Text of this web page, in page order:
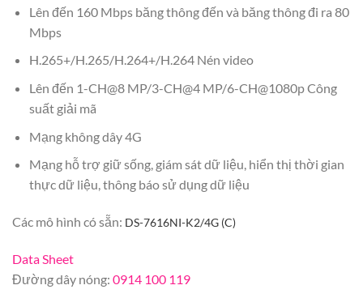
Lên đến 160 Mbps băng thông đến và băng thông đi ra 80
Mbps
H.265+/H.265/H.264+/H.264 Nén video
Lên đến 1-CH@8 MP/3-CH@4 MP/6-CH@1080p Công
suất giải mã
Mạng không dây 4G
Mạng hỗ trợ giữ sống, giám sát dữ liệu, hiển thị thời gian
thực dữ liệu, thông báo sử dụng dữ liệu
Các mô hình có sẵn: DS-7616NI-K2/4G (C)
Data Sheet
Đường dây nóng: 0914 100 119